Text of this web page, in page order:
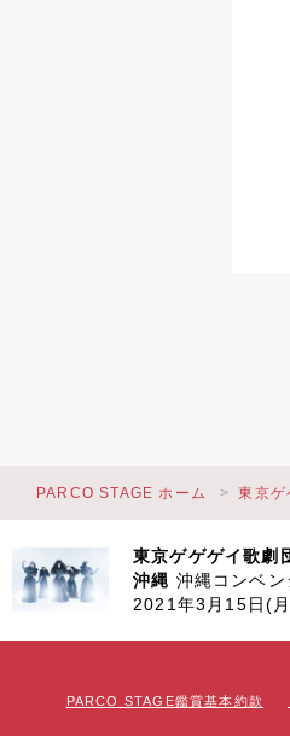
東京ゲゲゲイ歌劇
沖縄 沖縄コンベ
2021年3月15日(
PARCO STAGE ホーム 東京ゲ
PARCO STAGE鑑賞基本約款